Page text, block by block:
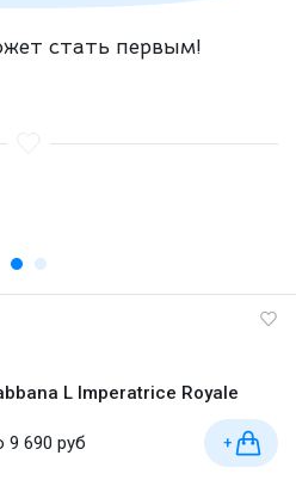
стать первым!
L Imperatrice Royale
9 690 руб +